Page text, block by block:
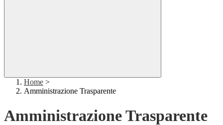
Home >
Amministrazione Trasparente
Amministrazione Trasparente